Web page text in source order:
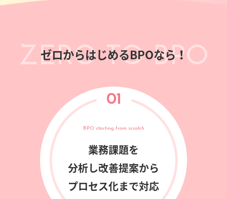
ゼロからはじめるBPOなら！
ZERO TO BPO
01
BPO starting from scratch
業務課題を
分析し改善提案から
プロセス化まで対応